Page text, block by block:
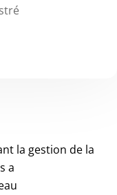
la gestion de la
a